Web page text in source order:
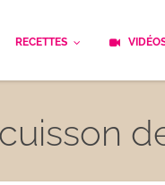
RECETTES